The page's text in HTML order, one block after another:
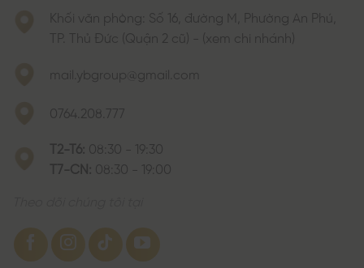
Khối văn phòng: Số 16, đường M, Phường An Phú,
TP. Thủ Đức (Quận 2 cũ) - (xem chi nhánh)
mail.ybgroup@gmail.com
0764.208.777
T2-T6: 08:30 - 19:30
T7-CN: 08:30 - 19:00